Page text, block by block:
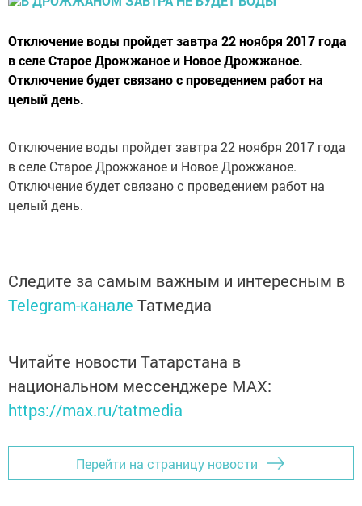
Отключение воды пройдет завтра 22 ноября 2017 года
в селе Старое Дрожжаное и Новое Дрожжаное.
Отключение будет связано с проведением работ на
целый день.
Отключение воды пройдет завтра 22 ноября 2017 года
в селе Старое Дрожжаное и Новое Дрожжаное.
Отключение будет связано с проведением работ на
целый день.
Следите за самым важным и интересным в
Telegram-канале Татмедиа
Читайте новости Татарстана в
национальном мессенджере MАХ:
https://max.ru/tatmedia
Перейти на страницу новости